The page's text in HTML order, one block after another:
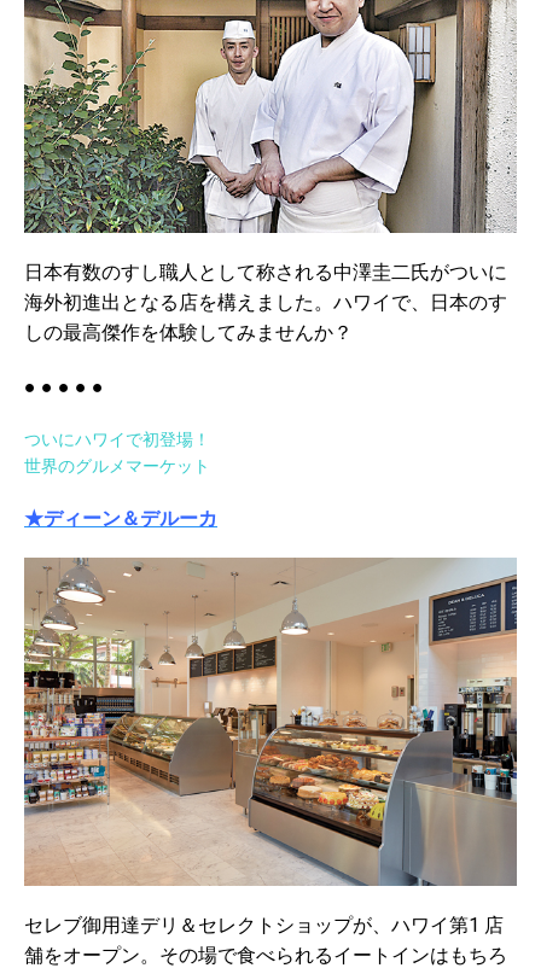
日本有数のすし職人として称される中澤圭二氏がついに
海外初進出となる店を構えました。ハワイで、日本のす
しの最高傑作を体験してみませんか？
● ● ● ● ●
ついにハワイで初登場！
世界のグルメマーケット
★ディーン＆デルーカ
セレブ御用達デリ＆セレクトショップが、ハワイ第1 店
舗をオープン。その場で食べられるイートインはもちろ